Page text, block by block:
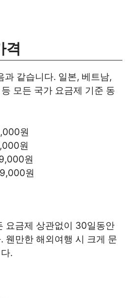
격
과 같습니다. 일본, 베트남,
모든 국가 요금제 기준 동
원
원
원
원
요금제 상관없이 30일동안
웬만한 해외여행 시 크게 문
.